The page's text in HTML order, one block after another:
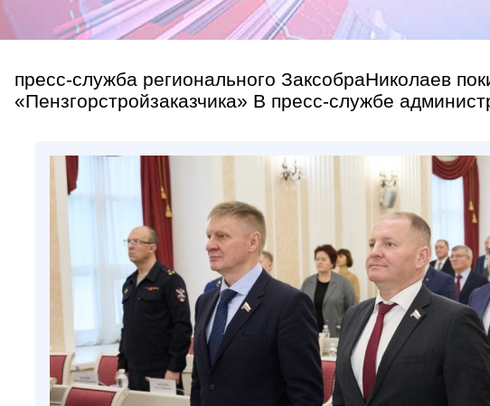
пресс-служба регионального ЗаксобраНиколаев
«Пензгорстройзаказчика» В пресс-службе